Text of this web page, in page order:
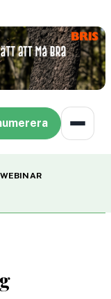
WEBINAR